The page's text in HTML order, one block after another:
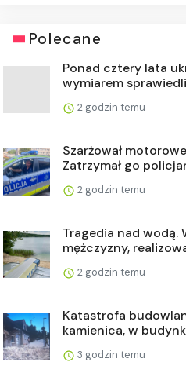
Polecane
Ponad cztery lata
wymiarem
2 godzin temu
Szarżował
Zatrzymał go
2 godzin temu
Tragedia nad wodą.
mężczyzny,
2 godzin temu
Katastrofa
kamienica, w
3 godzin temu